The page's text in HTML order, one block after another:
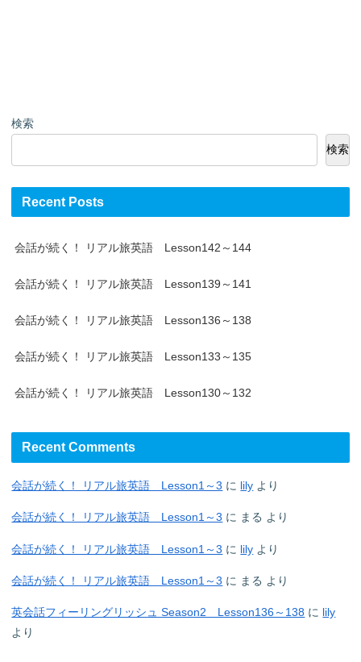
検索
検索
Recent Posts
会話が続く！ リアル旅英語 Lesson142～144
会話が続く！ リアル旅英語 Lesson139～141
会話が続く！ リアル旅英語 Lesson136～138
会話が続く！ リアル旅英語 Lesson133～135
会話が続く！ リアル旅英語 Lesson130～132
Recent Comments
会話が続く！ リアル旅英語 Lesson1～3 に lily より
会話が続く！ リアル旅英語 Lesson1～3 に まる より
会話が続く！ リアル旅英語 Lesson1～3 に lily より
会話が続く！ リアル旅英語 Lesson1～3 に まる より
英会話フィーリングリッシュ Season2 Lesson136～138 に lily
より